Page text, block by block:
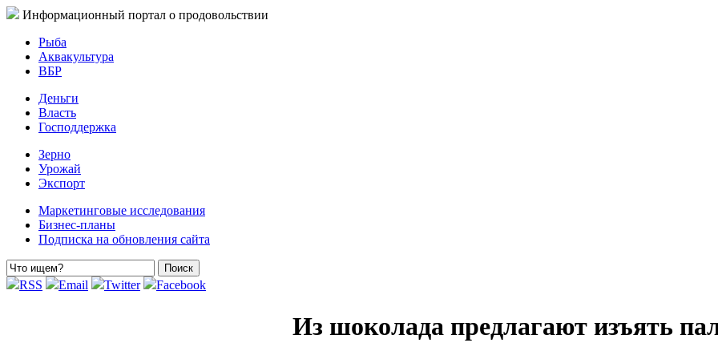
Информационный портал о продовольствии
Рыба
Аквакультура
ВБР
Деньги
Власть
Господдержка
Зерно
Урожай
Экспорт
Маркетинговые исследования
Бизнес-планы
Подписка на обновления сайта
RSS Email Twitter Facebook
Из шоколада предлагают изъять